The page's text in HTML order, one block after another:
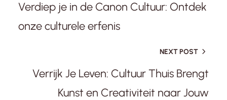
Verdiep je in de Canon Cultuur: Ontdek
onze culturele erfenis
NEXT POST
Verrijk Je Leven: Cultuur Thuis Brengt
Kunst en Creativiteit naar Jouw